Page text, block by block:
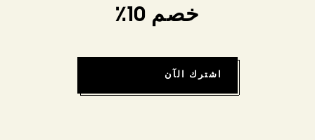
خصم 10٪
اشترك الآن